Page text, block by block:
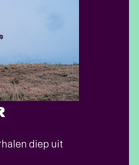
diep uit